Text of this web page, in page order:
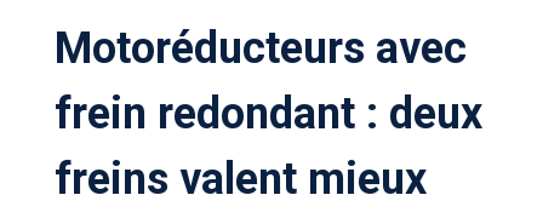
reading
Motoréducteurs avec
frein redondant : deux
freins valent mieux